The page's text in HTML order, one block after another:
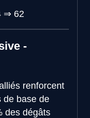
⇒ 62
-
renforcent
de base de
des dégâts